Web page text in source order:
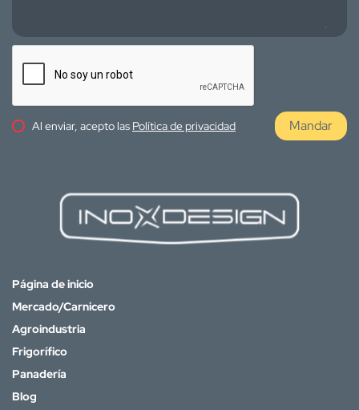
Al enviar, acepto las Política de privacidad Mandar
Página de inicio
Mercado/Carnicero
Agroindustria
Frigorífico
Panadería
Blog